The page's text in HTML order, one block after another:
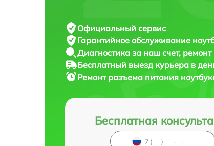
Официальный сервис
Гарантийное обслуживание
Диагностика за наш счет,
Бесплатный выезд курьера в
Ремонт разъема питания
Бесплатная